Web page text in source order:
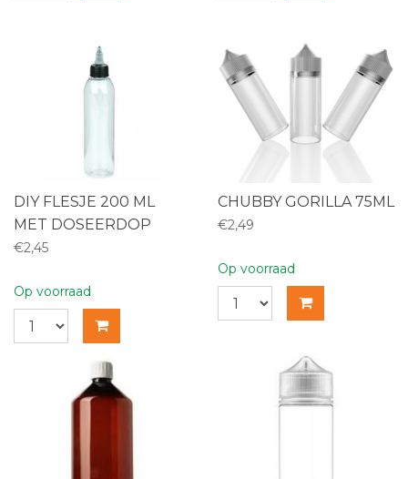
DIY FLESJE 200 ML
MET DOSEERDOP
€2,45
Op voorraad
CHUBBY GORILLA 75ML
€2,49
Op voorraad